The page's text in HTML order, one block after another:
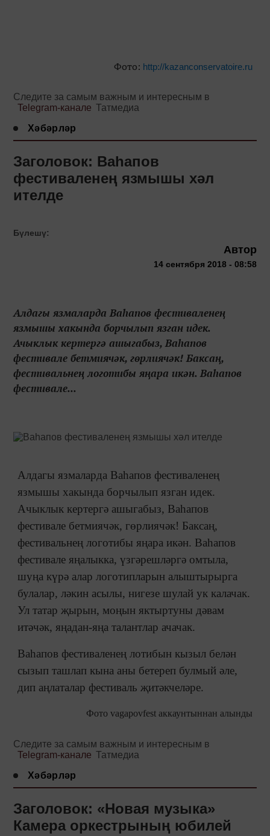
Фото: http://kazanconservatoire.ru
Следите за самым важным и интересным в
Telegram-канале Татмедиа
Хәбәрләр
Заголовок: Ваһапов
фестиваленең язмышы хәл
ителде
Бүлешү:
Автор
14 сентября 2018 - 08:58
Алдагы язмаларда Ваһапов фестиваленең
язмышы хакында борчылып язган идек.
Ачыклык кертергә ашыгабыз, Ваһапов
фестивале бетмиячәк, гөрлиячәк! Баксаң,
фестивальнең логотибы яңара икән. Ваһапов
фестивале...
Алдагы язмаларда Ваһапов фестиваленең
язмышы хакында борчылып язган идек.
Ачыклык кертергә ашыгабыз, Ваһапов
фестивале бетмиячәк, гөрлиячәк! Баксаң,
фестивальнең логотибы яңара икән. Ваһапов
фестивале яңалыкка, үзгәрешләргә омтыла,
шуңа күрә алар логотипларын алыштырырга
булалар, ләкин асылы, нигезе шулай ук калачак.
Ул татар җырын, моңын яктыртуны дәвам
итәчәк, яңадан-яңа талантлар ачачак.
Ваһапов фестиваленең лотибын кызыл белән
сызып ташлап кына аны бетереп булмый әле,
дип аңлаталар фестиваль җитәкчеләре.
Фото vagapovfest аккаунтыннан алынды
Следите за самым важным и интересным в
Telegram-канале Татмедиа
Хәбәрләр
Заголовок: «Новая музыка»
Камера оркестрының юбилей